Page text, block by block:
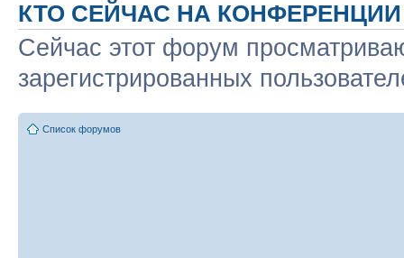
КТО СЕЙЧАС НА КОНФЕРЕНЦИИ
Сейчас этот форум
зарегистрированных
Список форумов